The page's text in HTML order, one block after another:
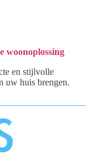
woonoplossing
en stijlvolle
uw huis brengen.